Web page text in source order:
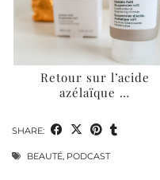
Retour sur l’acide
azélaïque …
SHARE:
BEAUTÉ, PODCAST